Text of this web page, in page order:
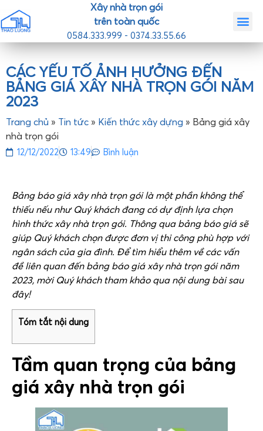
Xây nhà trọn gói
trên toàn quốc
0584.333.999 - 0374.33.55.66
CÁC YẾU TỐ ẢNH HƯỞNG ĐẾN
BẢNG GIÁ XÂY NHÀ TRỌN GÓI NĂM
2023
Trang chủ » Tin tức » Kiến thức xây dựng » Bảng giá xây
nhà trọn gói
12/12/2022 13:49 Bình luận
Bảng báo giá xây nhà trọn gói là một phần không thể
thiếu nếu như Quý khách đang có dự định lựa chọn
hình thức xây nhà trọn gói. Thông qua bảng báo giá sẽ
giúp Quý khách chọn được đơn vị thi công phù hợp với
ngân sách của gia đình. Để tìm hiểu thêm về các vấn
đề liên quan đến bảng báo giá xây nhà trọn gói năm
2023, mời Quý khách tham khảo qua nội dung bài sau
đây!
Tóm tắt nội dung
Tầm quan trọng của bảng
giá xây nhà trọn gói